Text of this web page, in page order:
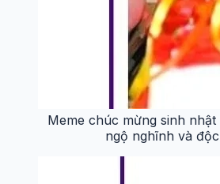
Meme chúc mừng sinh
ngộ nghĩnh và